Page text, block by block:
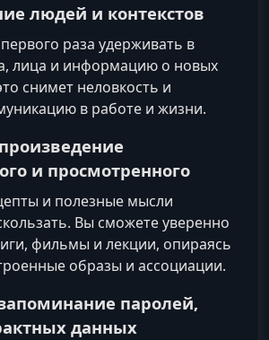
людей и контекстов
раза удерживать в
лица и информацию о новых
снимет неловкость и
в работе и жизни.
и просмотренного
и полезные мысли
Вы сможете уверенно
фильмы и лекции, опираясь
образы и ассоциации.
паролей,
данных